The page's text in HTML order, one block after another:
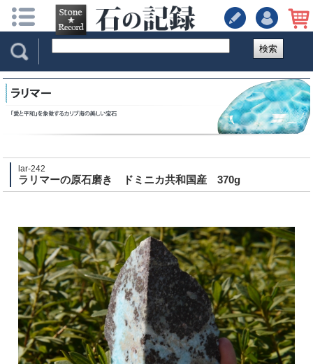
検索
lar-242
ラリマーの原石磨き ドミニカ共和国産 370g